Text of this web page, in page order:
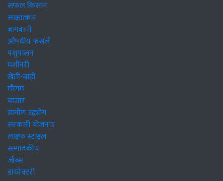
सफल किसान
साक्षात्कार
बागवानी
औषधीय फसलें
पशुपालन
मशीनरी
खेती-बाड़ी
मौसम
बाजार
ग्रामीण उद्द्योग
सरकारी योजनाएं
लाइफ स्टाइल
सम्पादकीय
जॉब्स
डायरेक्टरी